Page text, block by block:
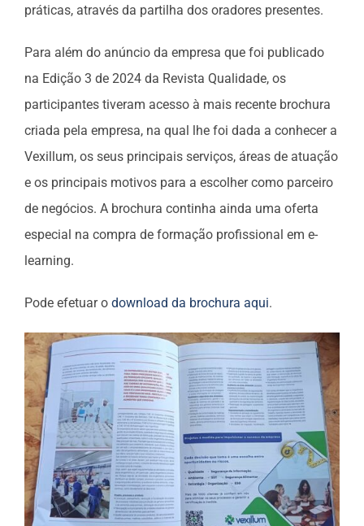
práticas, através da partilha dos oradores presentes.
Para além do anúncio da empresa que foi publicado
na Edição 3 de 2024 da Revista Qualidade, os
participantes tiveram acesso à mais recente brochura
criada pela empresa, na qual lhe foi dada a conhecer a
Vexillum, os seus principais serviços, áreas de atuação
e os principais motivos para a escolher como parceiro
de negócios. A brochura continha ainda uma oferta
especial na compra de formação profissional em e-
learning.
Pode efetuar o download da brochura aqui.